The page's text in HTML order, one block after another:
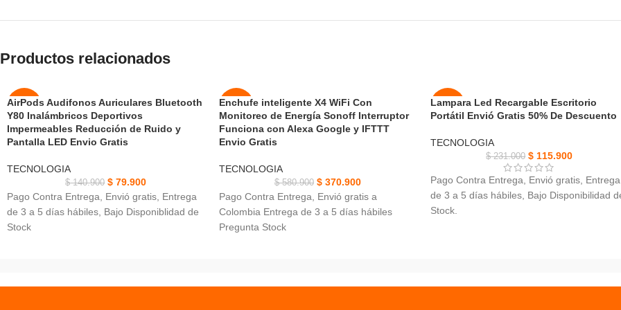
Productos relacionados
-43%
AGOT
ADO
NUEVO
AirPods Audifonos Auriculares Bluetooth
Y80 Inalámbricos Deportivos
Impermeables Reducción de Ruido y
Pantalla LED Envio Gratis
TECNOLOGIA
$140.900 $ 79.900
Pago Contra Entrega, Envió gratis, Entrega
de 3 a 5 días hábiles, Bajo Disponiblidad de
Stock
con Bluetooth en cualquier momento
-36%
AGOT
ADO
Enchufe inteligente X4 WiFi Con
Monitoreo de Energía Sonoff Interruptor
Funciona con Alexa Google y IFTTT
Envio Gratis
TECNOLOGIA
$580.900 $370.900
Pago Contra Entrega, Envió gratis a
Colombia Entrega de 3 a 5 días hábiles
Pregunta Stock
energía Diseño compacto y fácil de instalar
-50%
NUEVO
Lampara Led Recargable Escritorio
Portátil Envió Gratis 50% De Descuento
TECNOLOGIA
$231.000 $ 115.900
Pago Contra Entrega, Envió gratis, Entrega
de 3 a 5 días hábiles, Bajo Disponibilidad
Stock.
Modos ajustables, estroboscópicos,